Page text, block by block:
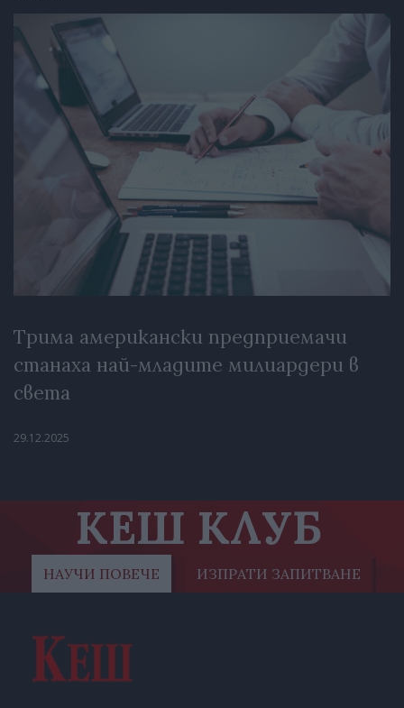
Трима американски предприемачи
станаха най-младите милиардери в
света
29.12.2025
КЕШ КЛУБ
НАУЧИ ПОВЕЧЕ ИЗПРАТИ ЗАПИТВАНЕ